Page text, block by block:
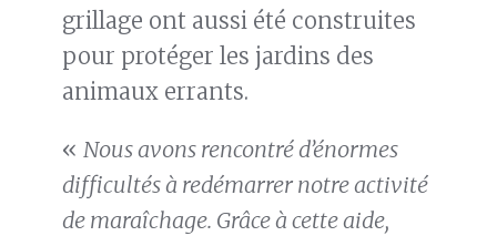
grillage ont aussi été construites
pour protéger les jardins des
animaux errants.
« Nous avons rencontré d’énormes
difficultés à redémarrer notre activité
de maraîchage. Grâce à cette aide,